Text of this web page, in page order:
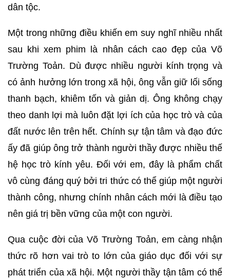
dân tộc.
Một trong những điều khiến em suy nghĩ nhiều nhất
sau khi xem phim là nhân cách cao đẹp của Võ
Trường Toản. Dù được nhiều người kính trọng và
có ảnh hưởng lớn trong xã hội, ông vẫn giữ lối sống
thanh bạch, khiêm tốn và giản dị. Ông không chạy
theo danh lợi mà luôn đặt lợi ích của học trò và của
đất nước lên trên hết. Chính sự tận tâm và đạo đức
ấy đã giúp ông trở thành người thầy được nhiều thế
hệ học trò kính yêu. Đối với em, đây là phẩm chất
vô cùng đáng quý bởi tri thức có thể giúp một người
thành công, nhưng chính nhân cách mới là điều tạo
nên giá trị bền vững của một con người.
Qua cuộc đời của Võ Trường Toản, em càng nhận
thức rõ hơn vai trò to lớn của giáo dục đối với sự
phát triển của xã hội. Một người thầy tận tâm có thể